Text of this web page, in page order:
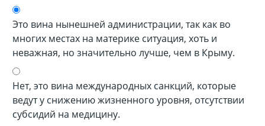
Это вина нынешней администрации, так как во
многих местах на материке ситуация, хоть и
неважная, но значительно лучше, чем в Крыму.
Нет, это вина международных санкций, которые
ведут у снижению жизненного уровня, отсутствии
субсидий на медицину.